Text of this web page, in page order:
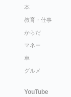
本
教育・仕事
からだ
マネー
車
グルメ
YouTube